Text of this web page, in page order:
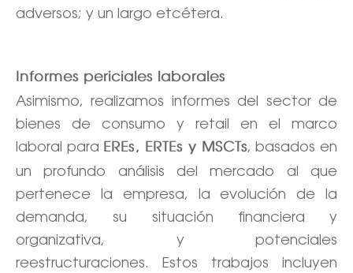
adversos; y un largo etcétera.
Informes periciales laborales
Asimismo, realizamos informes del sector de
bienes de consumo y retail en el marco
laboral para EREs, ERTEs y MSCTs, basados en
un profundo análisis del mercado al que
pertenece la empresa, la evolución de la
demanda, su situación financiera y
organizativa, y potenciales
reestructuraciones. Estos trabajos incluyen